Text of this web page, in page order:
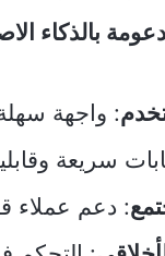
بالذكاء
: واجهة
سريعة
: دعم عملاء